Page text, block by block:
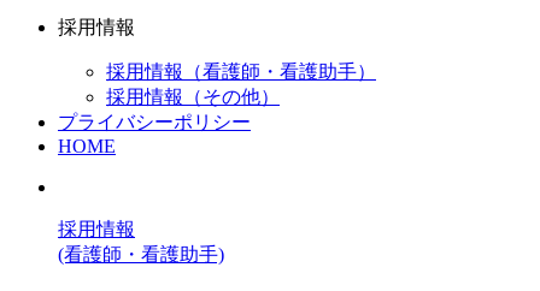
採用情報
採用情報（看護師・看護助手）
採用情報（その他）
プライバシーポリシー
HOME
採用情報
(看護師・看護助手)